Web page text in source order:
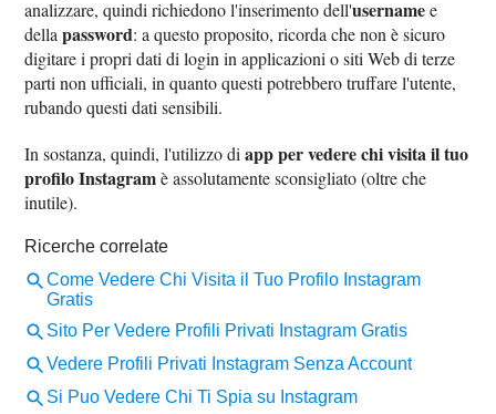
analizzare, quindi richiedono l'inserimento dell'usernamee
dellapassword: a questo proposito, ricorda che non è sicuro
digitare i propri dati di login in applicazioni o siti Web di terze
parti non ufficiali, in quanto questi potrebbero truffare l'utente,
rubando questi dati sensibili.
In sostanza, quindi, l'utilizzo diapp per vedere chi visita il tuo
profilo Instagramè assolutamente sconsigliato (oltre che
inutile).